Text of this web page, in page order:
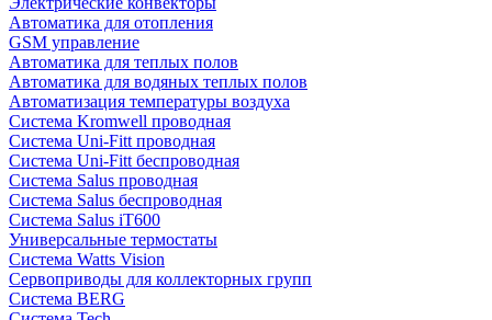
Автоматика для отопления
GSM управление
Автоматика для теплых полов
Автоматика для водяных теплых полов
Автоматизация температуры воздуха
Система Kromwell проводная
Система Uni-Fitt проводная
Система Uni-Fitt беспроводная
Система Salus проводная
Система Salus беспроводная
Система Salus iT600
Универсальные термостаты
Система Watts Vision
Сервоприводы для коллекторных групп
Система BERG